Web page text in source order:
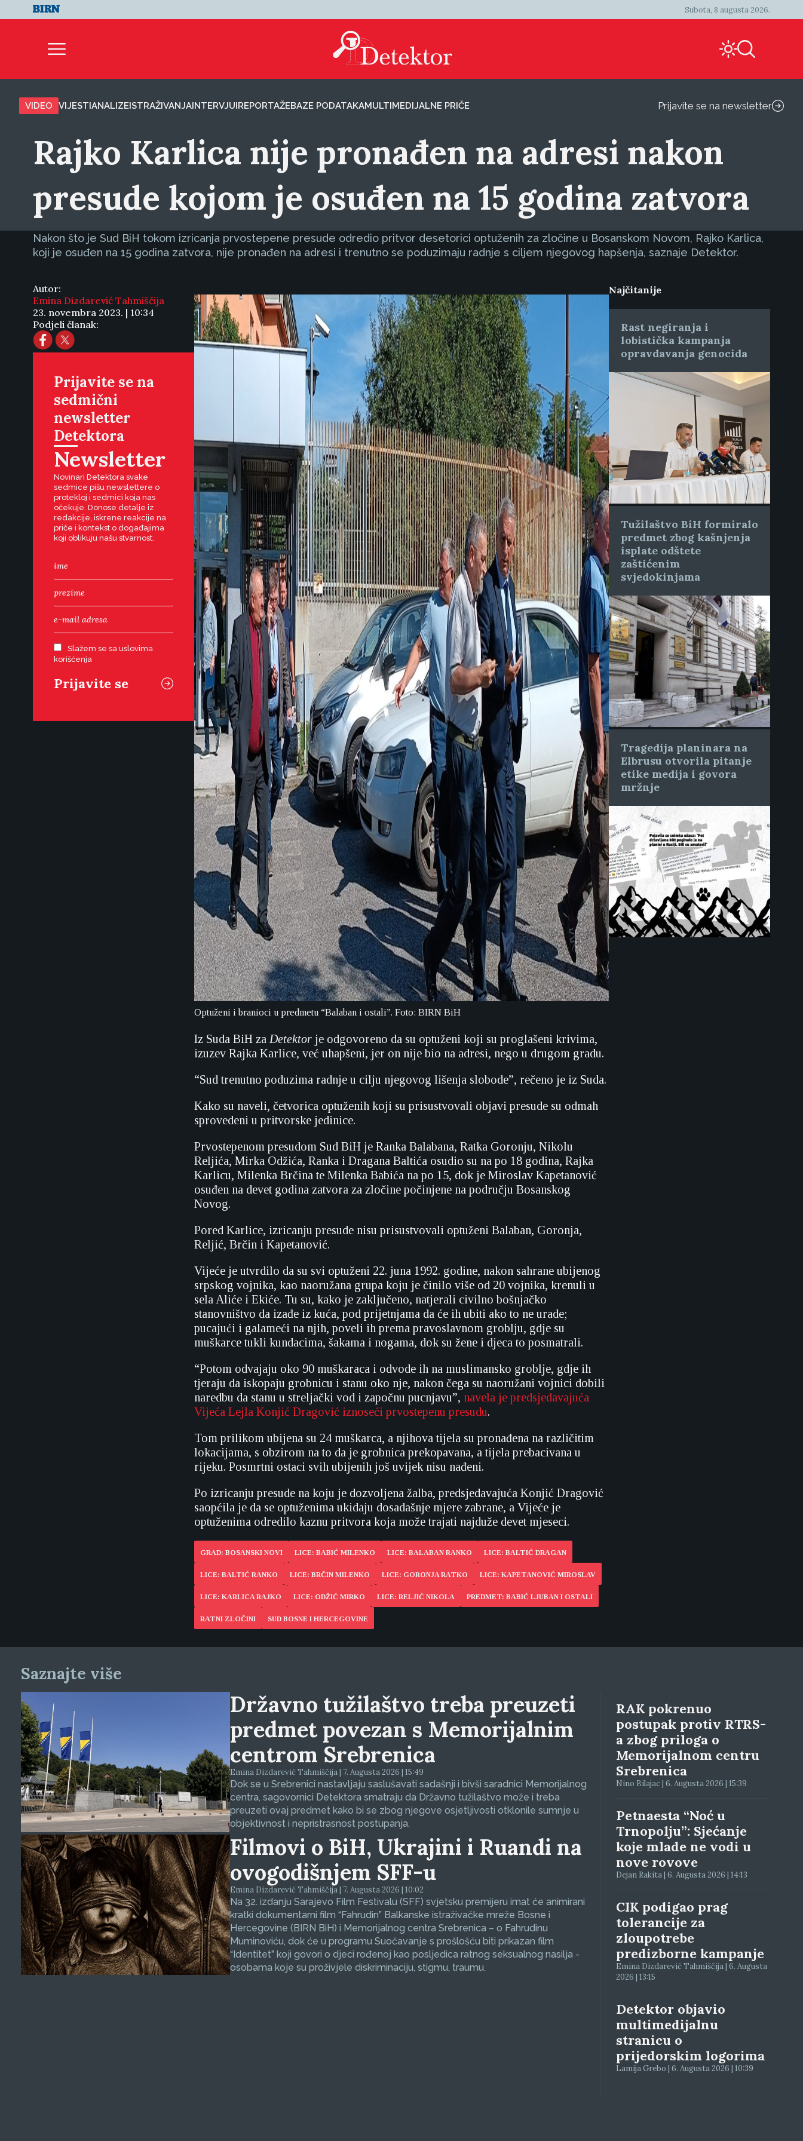
Subota, 8 augusta 2026.
VIDEO VIJESTIANALIZEISTRAŽIVANJAINTERVJUIREPORTAŽEBAZE PODATAKAMULTIMEDIJALNE PRIČE Prijavite se na newsletter
Rajko Karlica nije pronađen na adresi nakon
presude kojom je osuđen na 15 godina zatvora
Nakon što je Sud BiH tokom izricanja prvostepene presude odredio pritvor desetorici optuženih za zločine u Bosanskom Novom, Rajko Karlica,
koji je osuđen na 15 godina zatvora, nije pronađen na adresi i trenutno se poduzimaju radnje s ciljem njegovog hapšenja, saznaje Detektor.
Autor:
Emina Dizdarević Tahmiščija
23. novembra 2023. | 10:34
Podjeli članak:
Prijavite se na
sedmični
newsletter
Detektora
Newsletter
Novinari Detektora svake
sedmice pišu newslettere o
protekloj i sedmici koja nas
očekuje. Donose detalje iz
redakcije, iskrene reakcije na
priče i kontekst o događajima
koji oblikuju našu stvarnost.
Slažem se sa uslovima
korišćenja
Optuženi i branioci u predmetu “Balaban i ostali”. Foto: BIRN BiH
Iz Suda BiH za Detektor je odgovoreno da su optuženi koji su proglašeni krivima,
izuzev Rajka Karlice, već uhapšeni, jer on nije bio na adresi, nego u drugom gradu.
“Sud trenutno poduzima radnje u cilju njegovog lišenja slobode”, rečeno je iz Suda.
Kako su naveli, četvorica optuženih koji su prisustvovali objavi presude su odmah
sprovedeni u pritvorske jedinice.
Prvostepenom presudom Sud BiH je Ranka Balabana, Ratka Goronju, Nikolu
Reljića, Mirka Odžića, Ranka i Dragana Baltića osudio su na po 18 godina, Rajka
Karlicu, Milenka Brčina te Milenka Babića na po 15, dok je Miroslav Kapetanović
osuđen na devet godina zatvora za zločine počinjene na području Bosanskog
Novog.
Pored Karlice, izricanju presude nisu prisustvovali optuženi Balaban, Goronja,
Reljić, Brčin i Kapetanović.
Vijeće je utvrdilo da su svi optuženi 22. juna 1992. godine, nakon sahrane ubijenog
srpskog vojnika, kao naoružana grupa koju je činilo više od 20 vojnika, krenuli u
sela Aliće i Ekiće. Tu su, kako je zaključeno, natjerali civilno bošnjačko
stanovništvo da izađe iz kuća, pod prijetnjama da će ih ubiti ako to ne urade;
pucajući i galameći na njih, poveli ih prema pravoslavnom groblju, gdje su
muškarce tukli kundacima, šakama i nogama, dok su žene i djeca to posmatrali.
“Potom odvajaju oko 90 muškaraca i odvode ih na muslimansko groblje, gdje ih
tjeraju da iskopaju grobnicu i stanu oko nje, nakon čega su naoružani vojnici dobili
naredbu da stanu u streljački vod i započnu pucnjavu”, navela je predsjedavajuća
Vijeća Lejla Konjić Dragović iznoseći prvostepenu presudu.
Tom prilikom ubijena su 24 muškarca, a njihova tijela su pronađena na različitim
lokacijama, s obzirom na to da je grobnica prekopavana, a tijela prebacivana u
rijeku. Posmrtni ostaci svih ubijenih još uvijek nisu nađeni.
Po izricanju presude na koju je dozvoljena žalba, predsjedavajuća Konjić Dragović
saopćila je da se optuženima ukidaju dosadašnje mjere zabrane, a Vijeće je
optuženima odredilo kaznu pritvora koja može trajati najduže devet mjeseci.
GRAD: BOSANSKI NOVI LICE: BABIĆ MILENKO LICE: BALABAN RANKO LICE: BALTIĆ DRAGAN
LICE: BALTIĆ RANKO LICE: BRČIN MILENKO LICE: GORONJA RATKO LICE: KAPETANOVIĆ MIROSLAV
LICE: KARLICA RAJKO LICE: ODŽIĆ MIRKO LICE: RELJIĆ NIKOLA PREDMET: BABIĆ LJUBAN I OSTALI
RATNI ZLOČINI SUD BOSNE I HERCEGOVINE
Najčitanije
Rast negiranja i
lobistička kampanja
opravdavanja genocida
Tužilaštvo BiH formiralo
predmet zbog kašnjenja
isplate odštete
zaštićenim
svjedokinjama
Tragedija planinara na
Elbrusu otvorila pitanje
etike medija i govora
mržnje
Saznajte više
Državno tužilaštvo treba preuzeti
predmet povezan s Memorijalnim
centrom Srebrenica
Emina Dizdarević Tahmiščija | 7. Augusta 2026 | 15:49
Dok se u Srebrenici nastavljaju saslušavati sadašnji i bivši saradnici Memorijalnog
centra, sagovornici Detektora smatraju da Državno tužilaštvo može i treba
preuzeti ovaj predmet kako bi se zbog njegove osjetljivosti otklonile sumnje u
objektivnost i nepristrasnost postupanja.
Filmovi o BiH, Ukrajini i Ruandi na
ovogodišnjem SFF-u
Emina Dizdarević Tahmiščija | 7. Augusta 2026 | 10:02
Na 32. izdanju Sarajevo Film Festivalu (SFF) svjetsku premijeru imat će animirani
kratki dokumentarni film “Fahrudin” Balkanske istraživačke mreže Bosne i
Hercegovine (BIRN BiH) i Memorijalnog centra Srebrenica – o Fahrudinu
Muminoviću, dok će u programu Suočavanje s prošlošću biti prikazan film
“Identitet” koji govori o djeci rođenoj kao posljedica ratnog seksualnog nasilja -
osobama koje su proživjele diskriminaciju, stigmu, traumu.
RAK pokrenuo
postupak protiv RTRS-
a zbog priloga o
Memorijalnom centru
Srebrenica
Nino Bilajac | 6. Augusta 2026 | 15:39
Petnaesta “Noć u
Trnopolju”: Sjećanje
koje mlade ne vodi u
nove rovove
Dejan Rakita | 6. Augusta 2026 | 14:13
CIK podigao prag
tolerancije za
zloupotrebe
predizborne kampanje
Emina Dizdarević Tahmiščija | 6. Augusta
2026 | 13:15
Detektor objavio
multimedijalnu
stranicu o
prijedorskim logorima
Lamija Grebo | 6. Augusta 2026 | 10:39